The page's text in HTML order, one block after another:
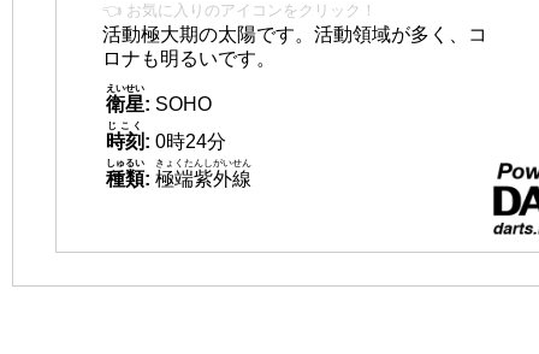
👈 お気に入りのアイコンをクリック！
活動極大期の太陽です。活動領域が多く、コ
ロナも明るいです。
衛星
えいせい
: SOHO
時刻
じこく
: 0時24分
種類
しゅるい
: 極端紫外線
きょくたんしがいせん